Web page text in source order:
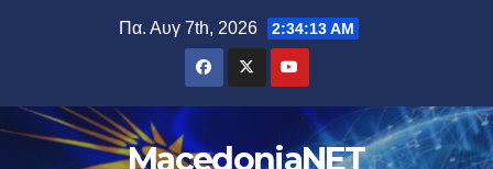
Πα. Αυγ 7th, 2026 2:34:14 AM
MacedoniaNET